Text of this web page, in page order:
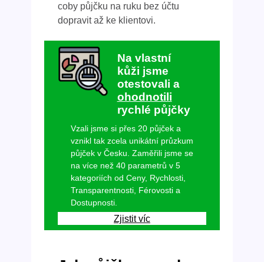
coby půjčku na ruku bez účtu
dopravit až ke klientovi.
Na vlastní
kůži jsme
otestovali a
ohodnotili
rychlé půjčky
Vzali jsme si přes 20 půjček a
vznikl tak zcela unikátní průzkum
půjček v Česku. Zaměřili jsme se
na více než 40 parametrů v 5
kategoriích od Ceny, Rychlosti,
Transparentnosti, Férovosti a
Dostupnosti.
Zjistit víc